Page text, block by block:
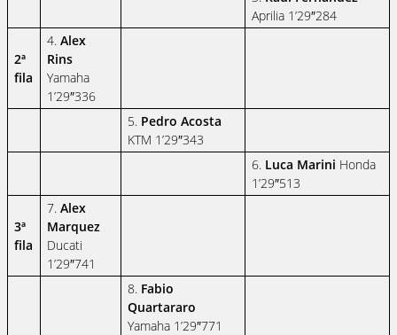
Aprilia 1’29″284
2ª
fila
4.Alex
Rins
Yamaha
1’29″336
5. Pedro Acosta
KTM 1’29″343
6. Luca Marini Honda
1’29″513
3ª
fila
7.Alex
Marquez
Ducati
1’29″741
8. Fabio
Quartararo
Yamaha 1’29″771